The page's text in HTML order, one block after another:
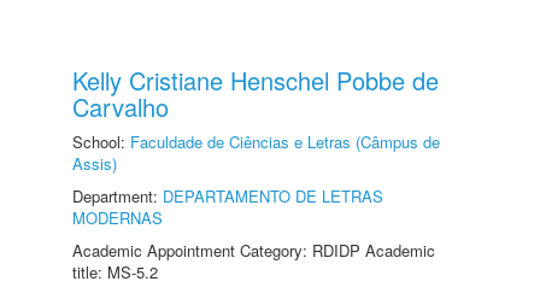
Kelly Cristiane Henschel Pobbe de
Carvalho
School: Faculdade de Ciências e Letras (Câmpus de
Assis)
Department: DEPARTAMENTO DE LETRAS
MODERNAS
Academic Appointment Category: RDIDP Academic
title: MS-5.2